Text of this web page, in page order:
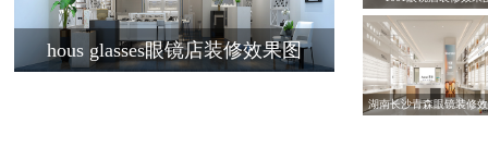
hous glasses眼镜店装修效果图
湖南长沙青森眼镜装修